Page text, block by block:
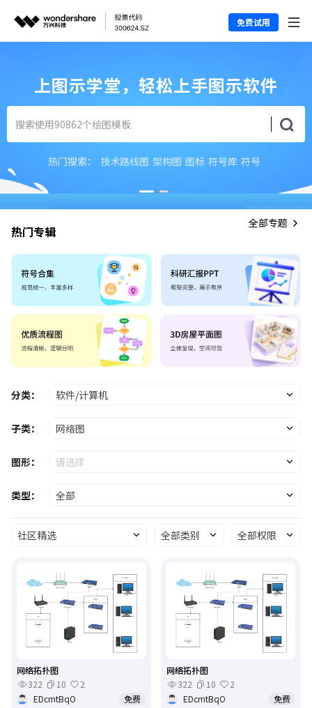
免费试用
上图示学堂，轻松上手图示软件
热门搜索： 技术路线图 架构图 图标 符号库 符号
热门专辑
全部专题
分类： 软件/计算机
子类： 网络图
图形： 请选择
类型： 全部
社区精选 全部类别 全部权限
网络拓扑图
322
10
2
EDcmtBqO
免费
网络拓扑图
322
10
2
EDcmtBqO
免费